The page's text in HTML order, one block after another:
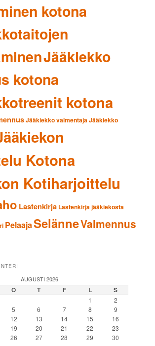
kotona
Jääkiekko
kotona
kotona
Jääkiekko valmentajaJääkiekko
Kotona
Kotiharjoittelu
Lastenkirja Lastenkirja jääkiekosta
PelaajaSelänneValmennus
AUGUSTI 2026
O T F L S
1
2
5 6 7 8
9
12 13 14 15
16
19 20 21 22
23
26 27 28 29
30